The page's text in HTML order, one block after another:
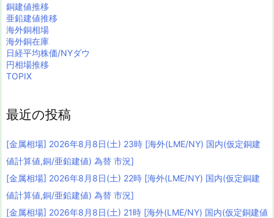
銅建値推移
亜鉛建値推移
海外銅相場
海外銅在庫
日経平均株価/NYダウ
円相場推移
TOPIX
最近の投稿
[金属相場] 2026年8月8日(土) 23時 [海外(LME/NY) 国内(仮定銅建
値計算値,銅/亜鉛建値) 為替 市況]
[金属相場] 2026年8月8日(土) 22時 [海外(LME/NY) 国内(仮定銅建
値計算値,銅/亜鉛建値) 為替 市況]
[金属相場] 2026年8月8日(土) 21時 [海外(LME/NY) 国内(仮定銅建値